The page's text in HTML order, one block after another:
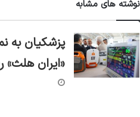
نوشته های مشابه
پزشکیان به
«ایران هلث»